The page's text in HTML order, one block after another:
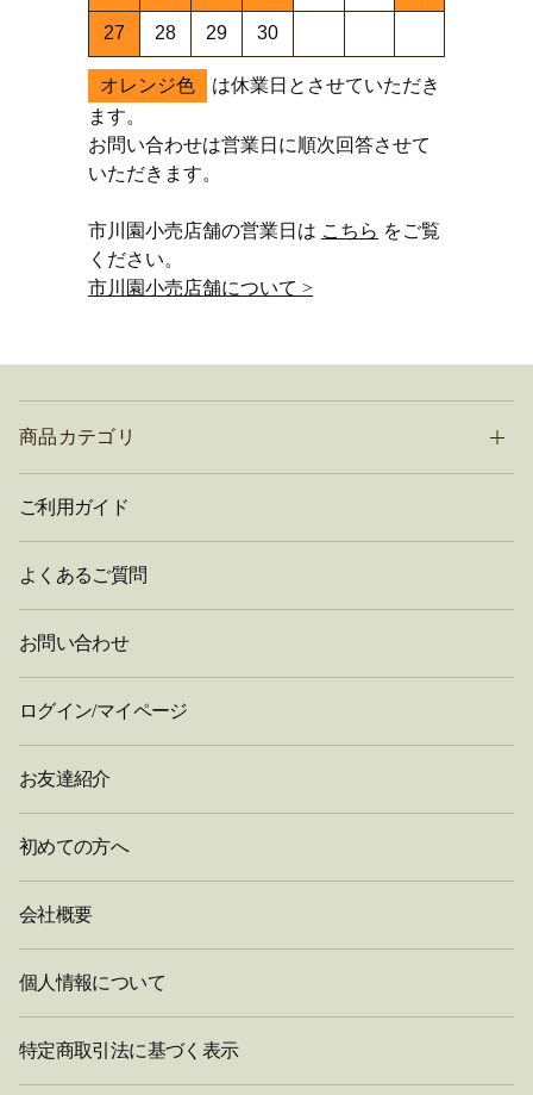
27 28 29 30
オレンジ色
は休業日とさせていただき
ます。
お問い合わせは営業日に順次回答させて
いただきます。
市川園小売店舗の営業日は こちら をご覧
ください。
市川園小売店舗について >
商品カテゴリ
ご利用ガイド
よくあるご質問
お問い合わせ
ログイン/マイページ
お友達紹介
初めての方へ
会社概要
個人情報について
特定商取引法に基づく表示